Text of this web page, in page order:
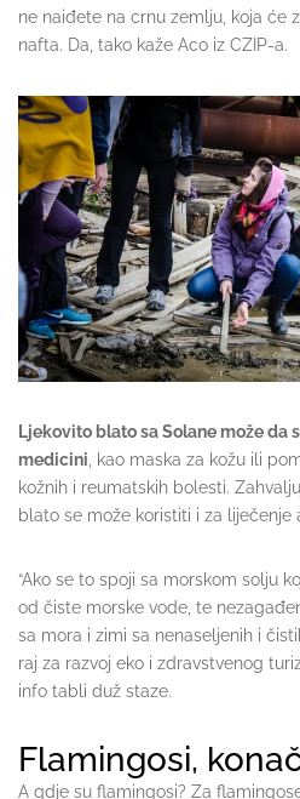
ne naiđete na crnu zemlju, koja će
nafta. Da, tako kaže Aco iz CZIP-a.
Ljekovito blato sa Solane može da
medicini , kao maska za kožu ili
kožnih i reumatskih bolesti.
blato se može koristiti i za liječenje
“Ako se to spoji sa morskom solju
od čiste morske vode, te
sa mora i zimi sa nenaseljenih i
raj za razvoj eko i zdravstvenog
info tabli duž staze.
Flamingosi,
A gdje su flamingosi? Za